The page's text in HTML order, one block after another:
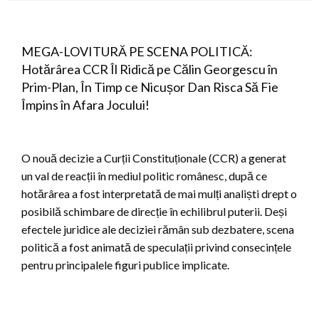
MEGA-LOVITURĂ PE SCENA POLITICĂ:
Hotărârea CCR Îl Ridică pe Călin Georgescu în
Prim-Plan, În Timp ce Nicușor Dan Risca Să Fie
Împins în Afara Jocului!
O nouă decizie a Curții Constituționale (CCR) a generat
un val de reacții în mediul politic românesc, după ce
hotărârea a fost interpretată de mai mulți analiști drept o
posibilă schimbare de direcție în echilibrul puterii. Deși
efectele juridice ale deciziei rămân sub dezbatere, scena
politică a fost animată de speculații privind consecințele
pentru principalele figuri publice implicate.